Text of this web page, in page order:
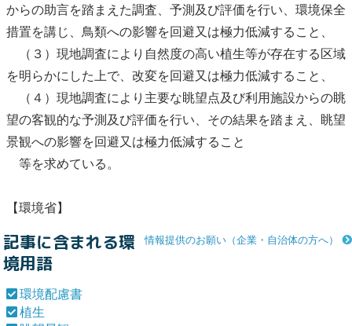
からの助言を踏まえた調査、予測及び評価を行い、環境保全
措置を講じ、 鳥類への影響を回避又は極力低減すること、
（３）現地調査により自然度の高い植生等が存在する区域
を明らかにした上で、改変を回避又は極力低減すること、
（４）現地調査により主要な眺望点及び利用施設からの眺
望の客観的な予測及び評価を行い、その結果を踏まえ、
眺望
景観への影響を回避又は極力低減すること
等を求めている。
【環境省】
情報提供のお願い（企業・自治体の方へ）
記事に含まれる環
境用語
環境配慮書
植生